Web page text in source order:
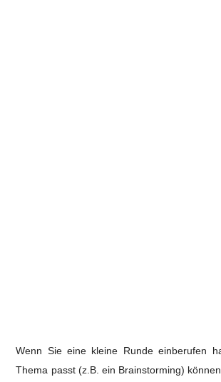
Wenn Sie eine kleine Runde einberufen
Thema passt (z.B. ein Brainstorming)